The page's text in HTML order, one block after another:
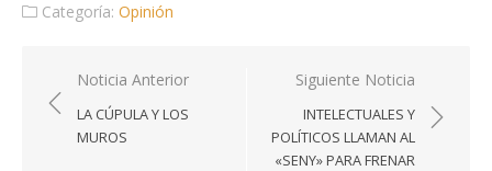
Categoría: Opinión
Navegación
de
entradas
Noticia Anterior
LA CÚPULA Y LOS
MUROS
Siguiente Noticia
INTELECTUALES Y
POLÍTICOS LLAMAN AL
«SENY» PARA FRENAR